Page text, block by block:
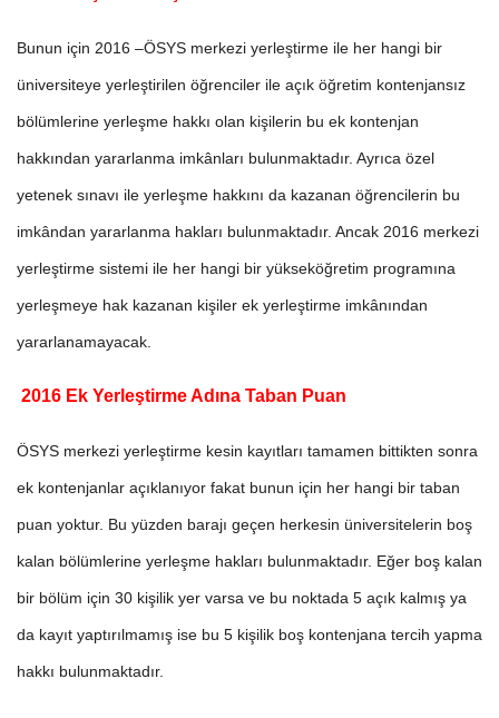
Bunun için 2016 –ÖSYS merkezi yerleştirme ile her hangi bir
üniversiteye yerleştirilen öğrenciler ile açık öğretim kontenjansız
bölümlerine yerleşme hakkı olan kişilerin bu ek kontenjan
hakkından yararlanma imkânları bulunmaktadır. Ayrıca özel
yetenek sınavı ile yerleşme hakkını da kazanan öğrencilerin bu
imkândan yararlanma hakları bulunmaktadır. Ancak 2016 merkezi
yerleştirme sistemi ile her hangi bir yükseköğretim programına
yerleşmeye hak kazanan kişiler ek yerleştirme imkânından
yararlanamayacak.
2016 Ek Yerleştirme Adına Taban Puan
ÖSYS merkezi yerleştirme kesin kayıtları tamamen bittikten sonra
ek kontenjanlar açıklanıyor fakat bunun için her hangi bir taban
puan yoktur. Bu yüzden barajı geçen herkesin üniversitelerin boş
kalan bölümlerine yerleşme hakları bulunmaktadır. Eğer boş kalan
bir bölüm için 30 kişilik yer varsa ve bu noktada 5 açık kalmış ya
da kayıt yaptırılmamış ise bu 5 kişilik boş kontenjana tercih yapma
hakkı bulunmaktadır.